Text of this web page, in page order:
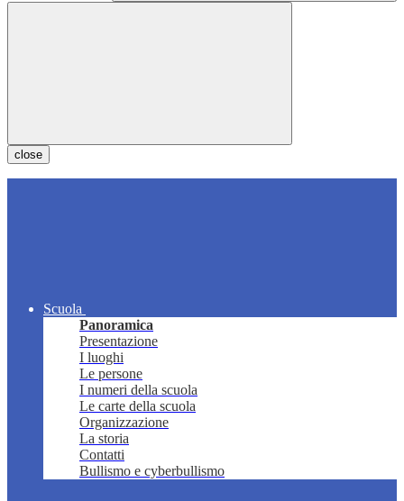
close
Scuola
Panoramica
Presentazione
I luoghi
Le persone
I numeri della scuola
Le carte della scuola
Organizzazione
La storia
Contatti
Bullismo e cyberbullismo